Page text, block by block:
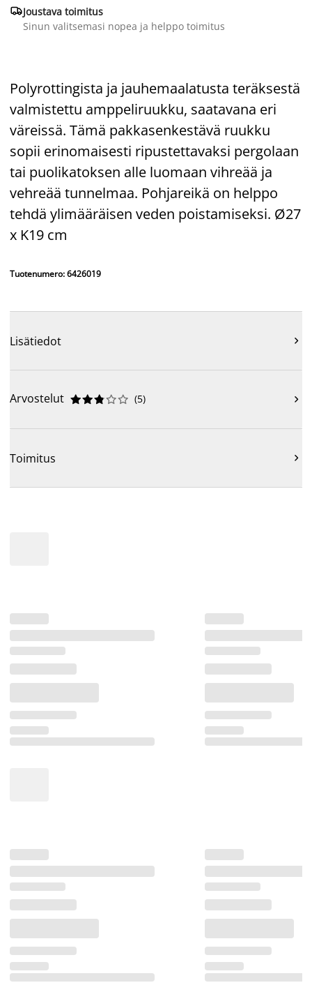
Joustava toimitus
Sinun valitsemasi nopea ja helppo toimitus
Polyrottingista ja jauhemaalatusta teräksestä
valmistettu amppeliruukku, saatavana eri
väreissä. Tämä pakkasenkestävä ruukku
sopii erinomaisesti ripustettavaksi pergolaan
tai puolikatoksen alle luomaan vihreää ja
vehreää tunnelmaa. Pohjareikä on helppo
tehdä ylimääräisen veden poistamiseksi. Ø27
x K19 cm
Tuotenumero: 6426019
Lisätiedot 
Arvostelut 




 (5) 
Toimitus 